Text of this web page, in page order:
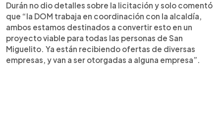
Durán no dio detalles sobre la licitación y solo comentó
que “la DOM trabaja en coordinación con la alcaldía,
ambos estamos destinados a convertir esto en un
proyecto viable para todas las personas de San
Miguelito. Ya están recibiendo ofertas de diversas
empresas, y van a ser otorgadas a alguna empresa”.